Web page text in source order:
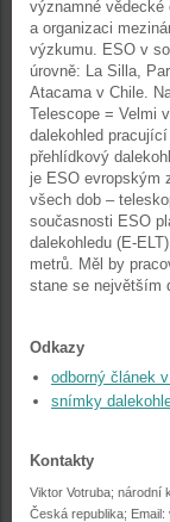
významné vědecké
a organizaci
výzkumu. ESO v
úrovně: La Silla,
Atacama v Chile.
Telescope = Velmi
dalekohled
přehlídkový
je ESO evropským
všech dob –
současnosti ESO
dalekohledu (E-
metrů. Měl by
stane se největším
Odkazy
odborný článek
snímky
Kontakty
Viktor Votruba; národní
Česká republika; Email: